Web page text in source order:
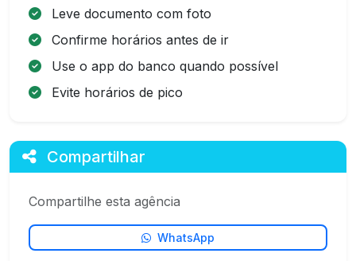
Leve documento com foto
Confirme horários antes de ir
Use o app do banco quando possível
Evite horários de pico
Compartilhar
Compartilhe esta agência
WhatsApp